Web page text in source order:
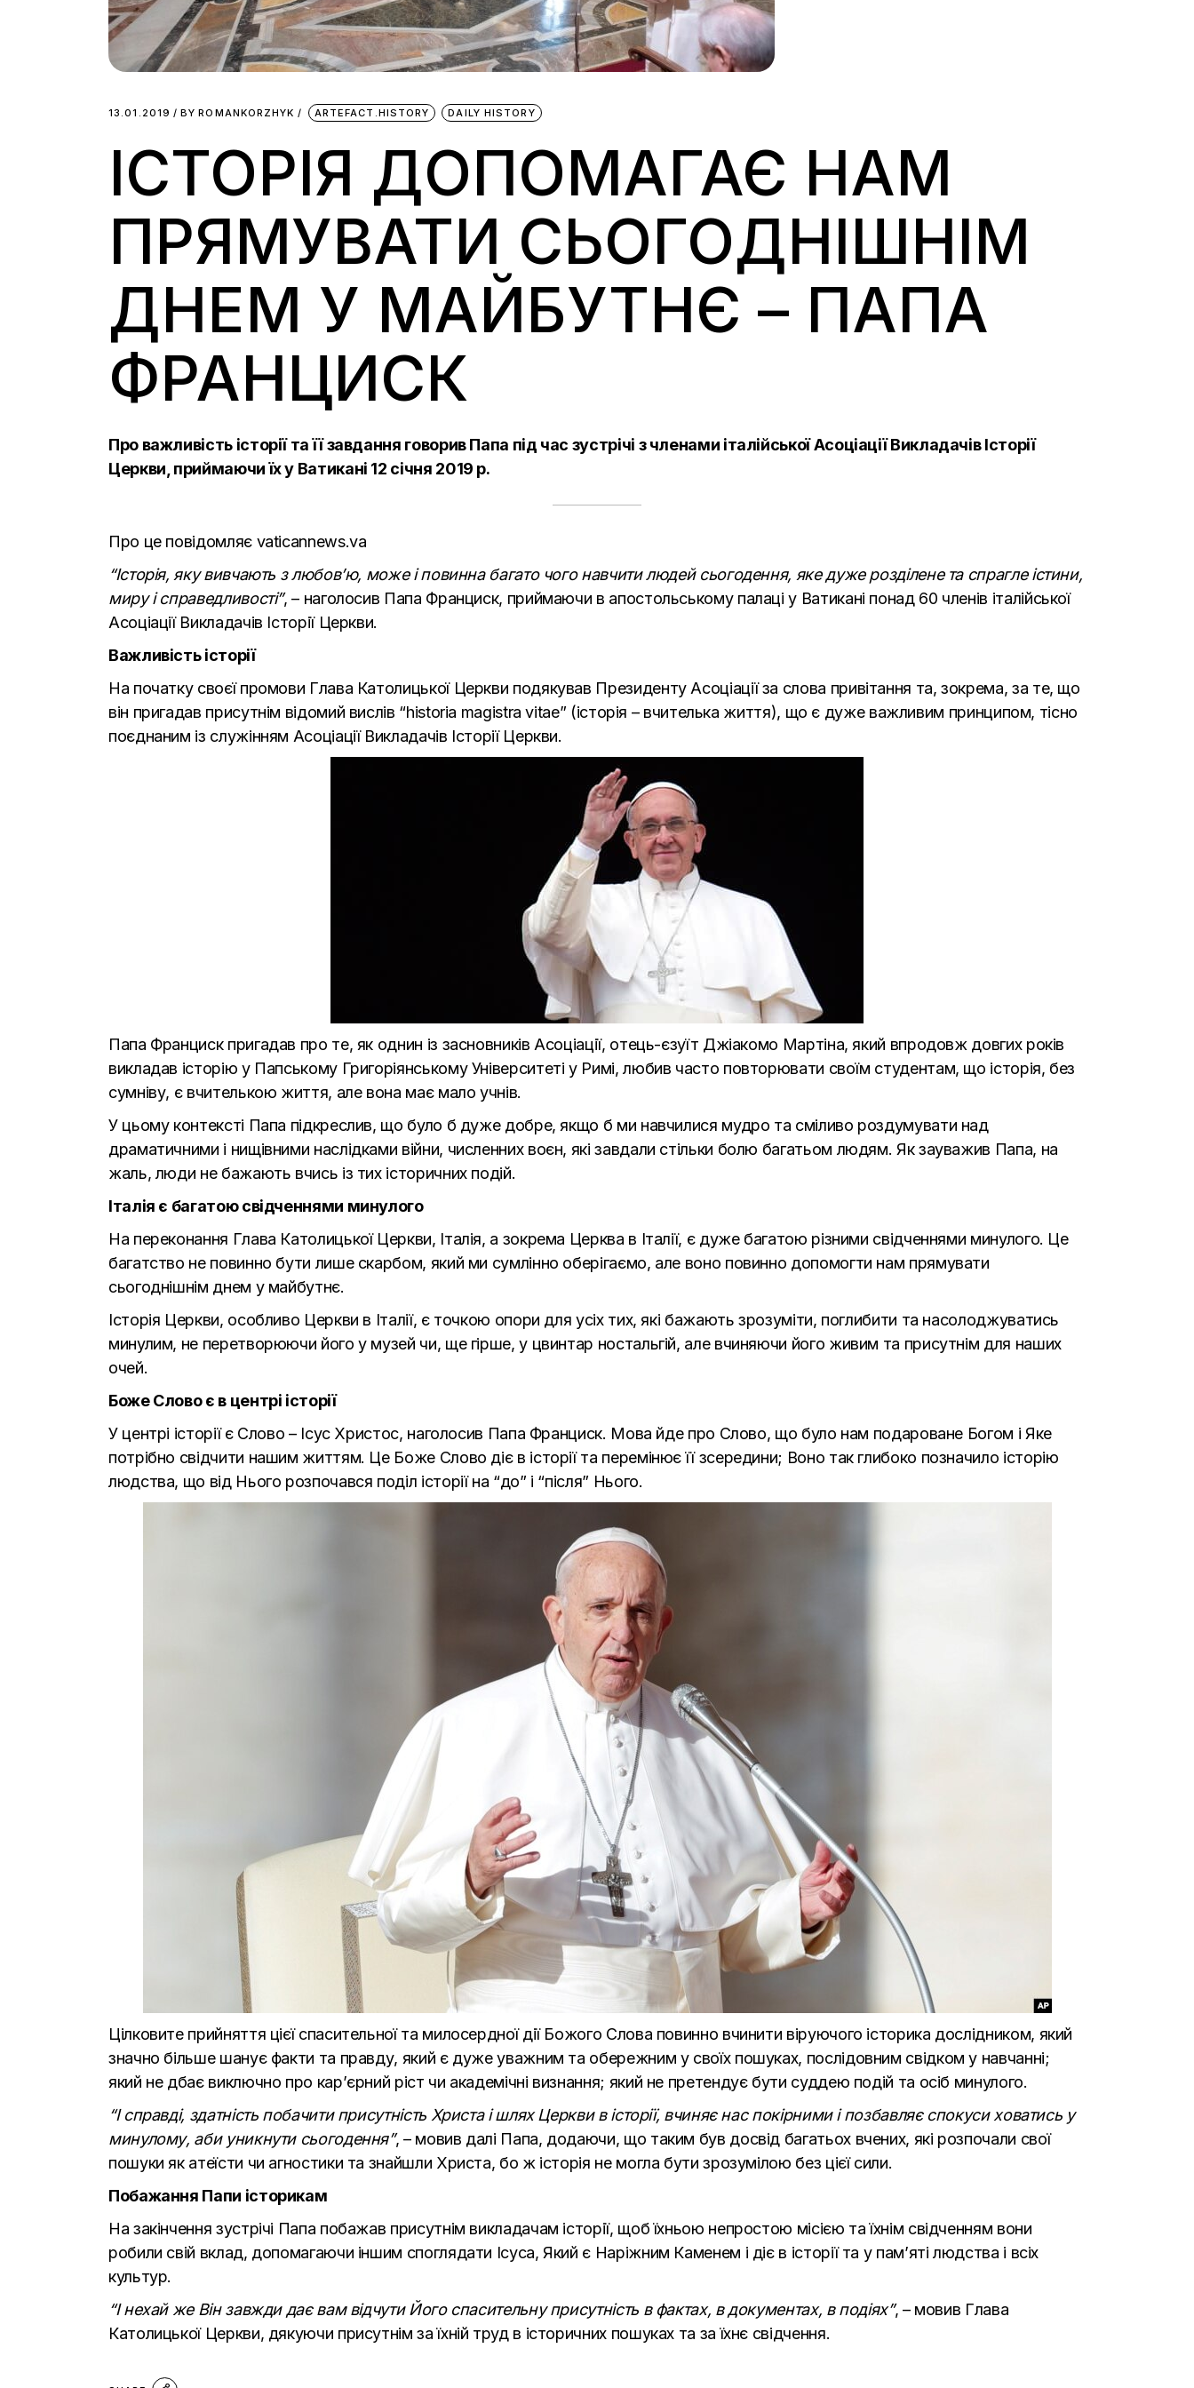
13.01.2019 BY ROMANKORZHYK ARTEFACT.HISTORY DAILY HISTORY
ІСТОРІЯ ДОПОМАГАЄ НАМ
ПРЯМУВАТИ СЬОГОДНІШНІМ
ДНЕМ У МАЙБУТНЄ – ПАПА
ФРАНЦИСК
Про важливість історії та її завдання говорив Папа під час зустрічі з членами італійської Асоціації Викладачів Історії
Церкви, приймаючи їх у Ватикані 12 січня 2019 р.
Про це повідомляє vaticannews.va
“Історія, яку вивчають з любов’ю, може і повинна багато чого навчити людей сьогодення, яке дуже розділене та спрагле істини,
миру і справедливості”, – наголосив Папа Франциск, приймаючи в апостольському палаці у Ватикані понад 60 членів італійської
Асоціації Викладачів Історії Церкви.
Важливість історії
На початку своєї промови Глава Католицької Церкви подякував Президенту Асоціації за слова привітання та, зокрема, за те, що
він пригадав присутнім відомий вислів “historia magistra vitae” (історія – вчителька життя), що є дуже важливим принципом, тісно
поєднаним із служінням Асоціації Викладачів Історії Церкви.
Папа Франциск пригадав про те, як однин із засновників Асоціації, отець-єзуїт Джіакомо Мартіна, який впродовж довгих років
викладав історію у Папському Григоріянському Університеті у Римі, любив часто повторювати своїм студентам, що історія, без
сумніву, є вчителькою життя, але вона має мало учнів.
У цьому контексті Папа підкреслив, що було б дуже добре, якщо б ми навчилися мудро та сміливо роздумувати над
драматичними і нищівними наслідками війни, численних воєн, які завдали стільки болю багатьом людям. Як зауважив Папа, на
жаль, люди не бажають вчись із тих історичних подій.
Італія є багатою свідченнями минулого
На переконання Глава Католицької Церкви, Італія, а зокрема Церква в Італії, є дуже багатою різними свідченнями минулого. Це
багатство не повинно бути лише скарбом, який ми сумлінно оберігаємо, але воно повинно допомогти нам прямувати
сьогоднішнім днем у майбутнє.
Історія Церкви, особливо Церкви в Італії, є точкою опори для усіх тих, які бажають зрозуміти, поглибити та насолоджуватись
минулим, не перетворюючи його у музей чи, ще гірше, у цвинтар ностальгій, але вчиняючи його живим та присутнім для наших
очей.
Боже Слово є в центрі історії
У центрі історії є Слово – Ісус Христос, наголосив Папа Франциск. Мова йде про Слово, що було нам подароване Богом і Яке
потрібно свідчити нашим життям. Це Боже Слово діє в історії та перемінює її зсередини; Воно так глибоко позначило історію
людства, що від Нього розпочався поділ історії на “до” і “після” Нього.
Цілковите прийняття цієї спасительної та милосердної дії Божого Слова повинно вчинити віруючого історика дослідником, який
значно більше шанує факти та правду, який є дуже уважним та обережним у своїх пошуках, послідовним свідком у навчанні;
який не дбає виключно про кар’єрний ріст чи академічні визнання; який не претендує бути суддею подій та осіб минулого.
“І справді, здатність побачити присутність Христа і шлях Церкви в історії, вчиняє нас покірними і позбавляє спокуси ховатись у
минулому, аби уникнути сьогодення”, – мовив далі Папа, додаючи, що таким був досвід багатьох вчених, які розпочали свої
пошуки як атеїсти чи агностики та знайшли Христа, бо ж історія не могла бути зрозумілою без цієї сили.
Побажання Папи історикам
На закінчення зустрічі Папа побажав присутнім викладачам історії, щоб їхньою непростою місією та їхнім свідченням вони
робили свій вклад, допомагаючи іншим споглядати Ісуса, Який є Наріжним Каменем і діє в історії та у пам’яті людства і всіх
культур.
“І нехай же Він завжди дає вам відчути Його спасительну присутність в фактах, в документах, в подіях”, – мовив Глава
Католицької Церкви, дякуючи присутнім за їхній труд в історичних пошуках та за їхнє свідчення.